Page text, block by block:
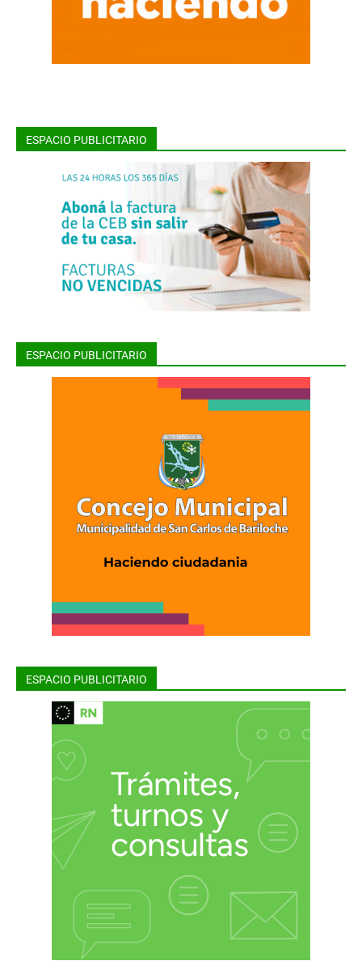
ESPACIO PUBLICITARIO
ESPACIO PUBLICITARIO
ESPACIO PUBLICITARIO